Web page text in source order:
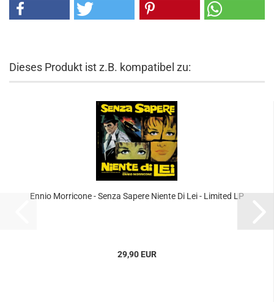
Dieses Produkt ist z.B. kompatibel zu:
Ennio Morricone - Senza Sapere Niente Di Lei - Limited LP
29,90 EUR